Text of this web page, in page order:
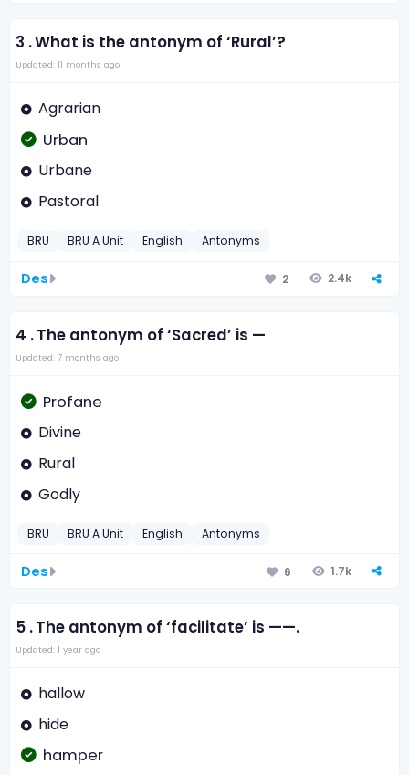
3 .What is the antonym of ‘Rural’?
Updated: 11 months ago
Agrarian
Urban
Urbane
Pastoral
BRU BRU A Unit English Antonyms
Des 2 2.4k
4 .The antonym of ‘Sacred’ is —
Updated: 7 months ago
Profane
Divine
Rural
Godly
BRU BRU A Unit English Antonyms
Des 6 1.7k
5 .The antonym of ‘facilitate’ is ——.
Updated: 1 year ago
hallow
hide
hamper